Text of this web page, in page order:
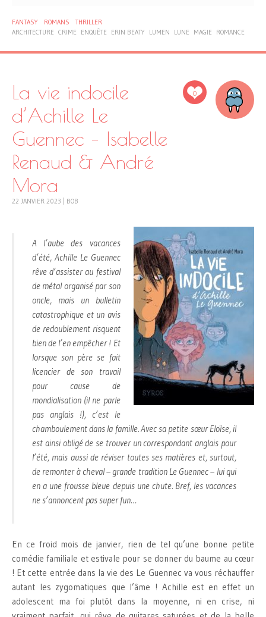
FANTASY ROMANS
THRILLER
ARCHITECTURE CRIME ENQUÊTE ERIN BEATY LUMEN LUNE MAGIE ROMANCE
0
La vie indocile
d’Achille Le
Guennec – Isabelle
Renaud & André
Mora
22 JANVIER 2023 BOB
A l’aube des vacances
d’été, Achille Le Guennec
rêve d’assister au festival
de métal organisé par son
oncle, mais un bulletin
catastrophique et un avis
de redoublement risquent
bien de l’en empêcher ! Et
lorsque son père se fait
licencier de son travail
pour cause de
mondialisation (il ne parle
pas anglais !), c’est le
chamboulement dans la famille. Avec sa petite sœur Eloïse, il
est ainsi obligé de se trouver un correspondant anglais pour
l’été, mais aussi de réviser toutes ses matières et, surtout,
de remonter à cheval – grande tradition Le Guennec – lui qui
en a une frousse bleue depuis une chute. Bref, les vacances
ne s’annoncent pas super fun…
En ce froid mois de janvier, rien de tel qu’une bonne petite
comédie familiale et estivale pour se donner du baume au cœur
! Et cette entrée dans la vie des Le Guennec va vous réchauffer
autant les zygomatiques que l’âme ! Achille est en effet un
adolescent ma foi plutôt dans la moyenne, ni en crise, ni